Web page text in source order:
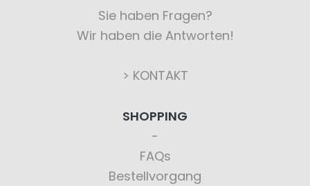
Sie haben Fragen?
Wir haben die Antworten!
> KONTAKT
SHOPPING
FAQs
Bestellvorgang